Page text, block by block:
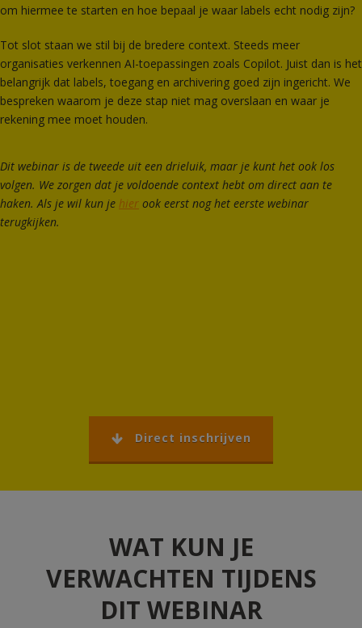
om hiermee te starten en hoe bepaal je waar labels echt nodig zijn?
Tot slot staan we stil bij de bredere context. Steeds meer
organisaties verkennen AI-toepassingen zoals Copilot. Juist dan is het
belangrijk dat labels, toegang en archivering goed zijn ingericht. We
bespreken waarom je deze stap niet mag overslaan en waar je
rekening mee moet houden.
Dit webinar is de tweede uit een drieluik, maar je kunt het ook los
volgen. We zorgen dat je voldoende context hebt om direct aan te
haken. Als je wil kun je hier ook eerst nog het eerste webinar
terugkijken.
Direct inschrijven
WAT KUN JE
VERWACHTEN TIJDENS
DIT WEBINAR